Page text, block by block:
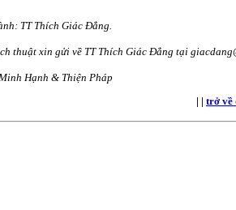
TT Thích Giác Đẳng.
thuật xin gửi về TT Thích Giác Đẳng tại
Hạnh & Thiện Pháp
| | trở về